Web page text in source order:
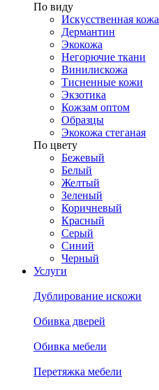
По виду
Искусственная кожа
Дермантин
Экокожа
Негорючие ткани
Винилискожа
Тисненные кожи
Экзотика
Кожзам оптом
Образцы
Экокожа стеганая
По цвету
Бежевый
Белый
Желтый
Зеленый
Коричневый
Красный
Серый
Синий
Черный
Услуги
Дублирование искожи
Обивка дверей
Обивка мебели
Перетяжка мебели